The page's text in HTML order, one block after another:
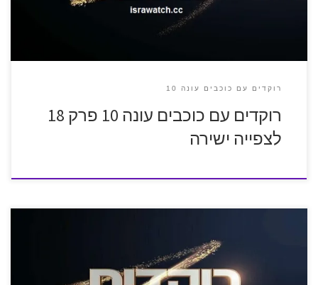
רוקדים עם כוכבים עונה 10
רוקדים עם כוכבים עונה 10 פרק 18
לצפייה ישירה